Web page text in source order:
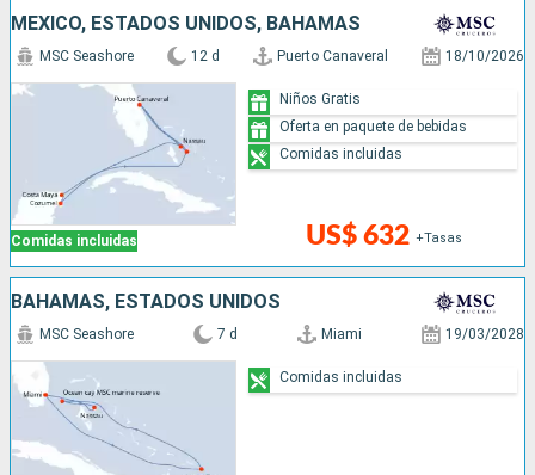
MÉXICO, ESTADOS UNIDOS, BAHAMAS
Comidas incluidas
MSC Seashore 12 d Puerto Canaveral 18/10/2026
US$ 632 +Tasas
Niños Gratis
Oferta en paquete de bebidas
Comidas incluidas
BAHAMAS, ESTADOS UNIDOS
MSC Seashore 7 d Miami 19/03/2028
Comidas incluidas